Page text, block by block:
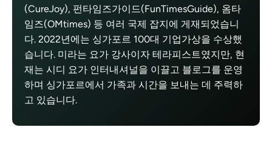
(CureJoy), 펀타임즈가이드(FunTimesGuide), 옴타
임즈(OMtimes) 등 여러 국제 잡지에 게재되었습니
다. 2022년에는 싱가포르 100대 기업가상을 수상했
습니다. 미라는 요가 강사이자 테라피스트였지만, 현
재는 시디 요가 인터내셔널을 이끌고 블로그를 운영
하며 싱가포르에서 가족과 시간을 보내는 데 주력하
고 있습니다.